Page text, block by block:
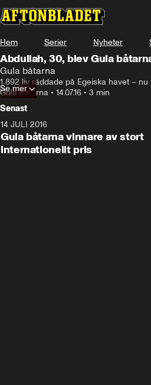
Hem Serier Nyheter
Abdullah, 30, blev Gula
Gula båtarna
1 892 liv räddade på Egeiska havet –
Gula båtarna • 14.07.16 • 3 min
Se mer
Senast
14 JULI 2016
Gula båtarna vinnare av stort
internationellt pris